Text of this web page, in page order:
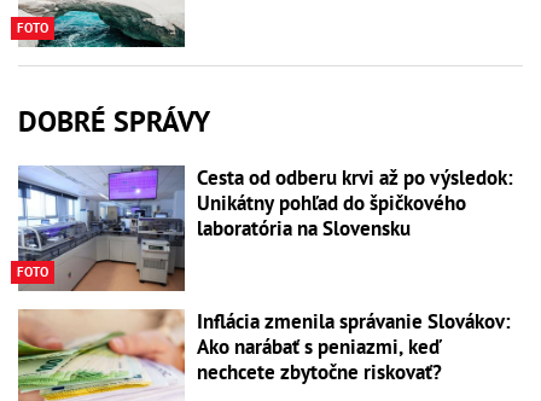
FOTO
DOBRÉ SPRÁVY
FOTO
Cesta od odberu krvi až po výsledok:
Unikátny pohľad do špičkového
laboratória na Slovensku
Inflácia zmenila správanie Slovákov:
Ako narábať s peniazmi, keď
nechcete zbytočne riskovať?